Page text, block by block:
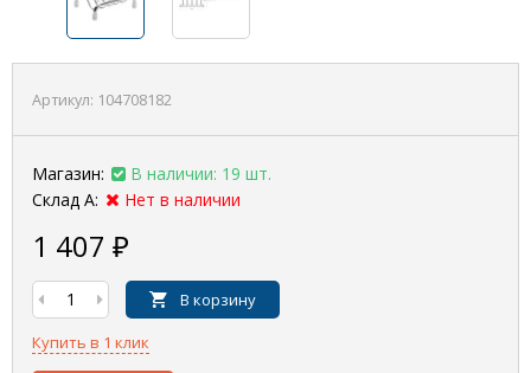
Артикул: 104708182
Магазин:
В наличии: 19 шт.
Склад А:
Нет в наличии
1 407 ₽
В корзину
Купить в 1 клик